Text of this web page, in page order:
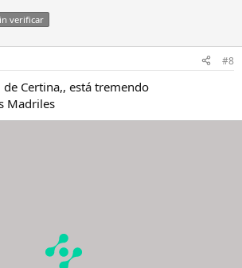
verificar
#8
Certina,, está tremendo
Madriles